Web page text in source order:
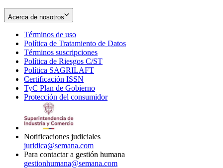
Acerca de nosotros
Términos de uso
in
new
window
Política de Tratamiento de Datos
Términos suscripciones
in
Política de Riesgos C/ST
Política SAGRILAFT
new
window
Certificación ISSN
in
new
TyC Plan de Gobierno
in
Protección del consumidorOpens
Notificaciones judiciales
juridica@semana.com
Para contactar a gestión humana
gestionhumana@semana.com